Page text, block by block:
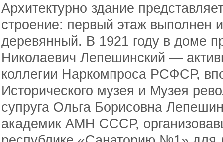
Архитектурно здание
строение: первый этаж выполнен
деревянный. В 1921 году в доме
Николаевич Лепешинский —
коллегии Наркомпроса РСФСР,
Исторического музея и Музея
супруга Ольга Борисовна
академик АМН СССР,